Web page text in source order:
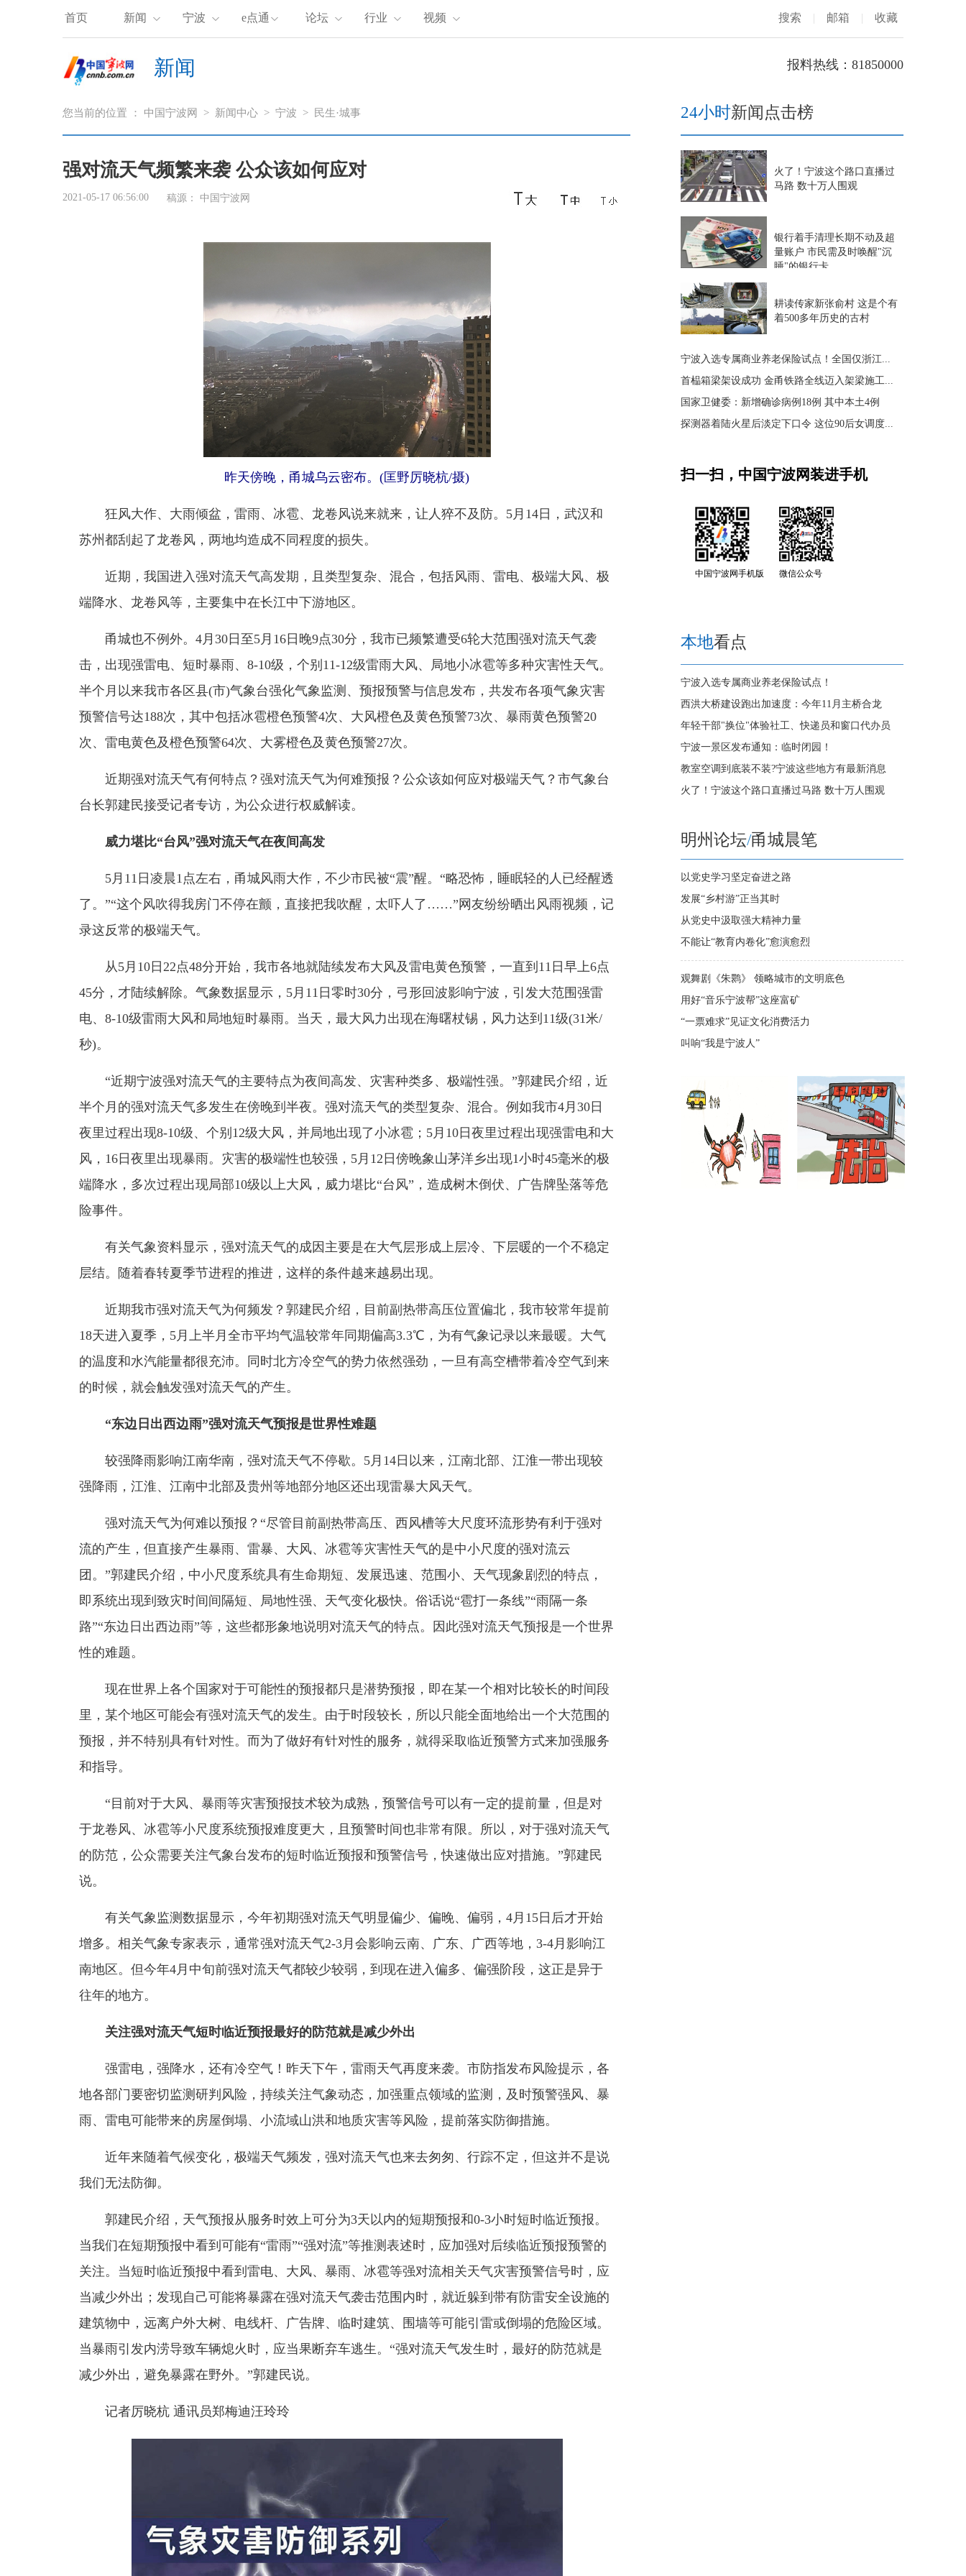
首页 新闻 宁波 e点通 论坛 行业 视频 搜索 | 邮箱 | 收藏
新闻 报料热线：81850000
您当前的位置 ： 中国宁波网 > 新闻中心 > 宁波 > 民生·城事
强对流天气频繁来袭 公众该如何应对
2021-05-17 06:56:00 稿源： 中国宁波网
昨天傍晚，甬城乌云密布。(匡野厉晓杭/摄)
狂风大作、大雨倾盆，雷雨、冰雹、龙卷风说来就来，让人猝不及防。5月14日，武汉和
苏州都刮起了龙卷风，两地均造成不同程度的损失。
近期，我国进入强对流天气高发期，且类型复杂、混合，包括风雨、雷电、极端大风、极
端降水、龙卷风等，主要集中在长江中下游地区。
甬城也不例外。4月30日至5月16日晚9点30分，我市已频繁遭受6轮大范围强对流天气袭
击，出现强雷电、短时暴雨、8-10级，个别11-12级雷雨大风、局地小冰雹等多种灾害性天气。
半个月以来我市各区县(市)气象台强化气象监测、预报预警与信息发布，共发布各项气象灾害
预警信号达188次，其中包括冰雹橙色预警4次、大风橙色及黄色预警73次、暴雨黄色预警20
次、雷电黄色及橙色预警64次、大雾橙色及黄色预警27次。
近期强对流天气有何特点？强对流天气为何难预报？公众该如何应对极端天气？市气象台
台长郭建民接受记者专访，为公众进行权威解读。
威力堪比“台风”强对流天气在夜间高发
5月11日凌晨1点左右，甬城风雨大作，不少市民被“震”醒。“略恐怖，睡眠轻的人已经醒透
了。”“这个风吹得我房门不停在颤，直接把我吹醒，太吓人了……”网友纷纷晒出风雨视频，记
录这反常的极端天气。
从5月10日22点48分开始，我市各地就陆续发布大风及雷电黄色预警，一直到11日早上6点
45分，才陆续解除。气象数据显示，5月11日零时30分，弓形回波影响宁波，引发大范围强雷
电、8-10级雷雨大风和局地短时暴雨。当天，最大风力出现在海曙杖锡，风力达到11级(31米/
秒)。
“近期宁波强对流天气的主要特点为夜间高发、灾害种类多、极端性强。”郭建民介绍，近
半个月的强对流天气多发生在傍晚到半夜。强对流天气的类型复杂、混合。例如我市4月30日
夜里过程出现8-10级、个别12级大风，并局地出现了小冰雹；5月10日夜里过程出现强雷电和大
风，16日夜里出现暴雨。灾害的极端性也较强，5月12日傍晚象山茅洋乡出现1小时45毫米的极
端降水，多次过程出现局部10级以上大风，威力堪比“台风”，造成树木倒伏、广告牌坠落等危
险事件。
有关气象资料显示，强对流天气的成因主要是在大气层形成上层冷、下层暖的一个不稳定
层结。随着春转夏季节进程的推进，这样的条件越来越易出现。
近期我市强对流天气为何频发？郭建民介绍，目前副热带高压位置偏北，我市较常年提前
18天进入夏季，5月上半月全市平均气温较常年同期偏高3.3℃，为有气象记录以来最暖。大气
的温度和水汽能量都很充沛。同时北方冷空气的势力依然强劲，一旦有高空槽带着冷空气到来
的时候，就会触发强对流天气的产生。
“东边日出西边雨”强对流天气预报是世界性难题
较强降雨影响江南华南，强对流天气不停歇。5月14日以来，江南北部、江淮一带出现较
强降雨，江淮、江南中北部及贵州等地部分地区还出现雷暴大风天气。
强对流天气为何难以预报？“尽管目前副热带高压、西风槽等大尺度环流形势有利于强对
流的产生，但直接产生暴雨、雷暴、大风、冰雹等灾害性天气的是中小尺度的强对流云
团。”郭建民介绍，中小尺度系统具有生命期短、发展迅速、范围小、天气现象剧烈的特点，
即系统出现到致灾时间间隔短、局地性强、天气变化极快。俗话说“雹打一条线”“雨隔一条
路”“东边日出西边雨”等，这些都形象地说明对流天气的特点。因此强对流天气预报是一个世界
性的难题。
现在世界上各个国家对于可能性的预报都只是潜势预报，即在某一个相对比较长的时间段
里，某个地区可能会有强对流天气的发生。由于时段较长，所以只能全面地给出一个大范围的
预报，并不特别具有针对性。而为了做好有针对性的服务，就得采取临近预警方式来加强服务
和指导。
“目前对于大风、暴雨等灾害预报技术较为成熟，预警信号可以有一定的提前量，但是对
于龙卷风、冰雹等小尺度系统预报难度更大，且预警时间也非常有限。所以，对于强对流天气
的防范，公众需要关注气象台发布的短时临近预报和预警信号，快速做出应对措施。”郭建民
说。
有关气象监测数据显示，今年初期强对流天气明显偏少、偏晚、偏弱，4月15日后才开始
增多。相关气象专家表示，通常强对流天气2-3月会影响云南、广东、广西等地，3-4月影响江
南地区。但今年4月中旬前强对流天气都较少较弱，到现在进入偏多、偏强阶段，这正是异于
往年的地方。
关注强对流天气短时临近预报最好的防范就是减少外出
强雷电，强降水，还有冷空气！昨天下午，雷雨天气再度来袭。市防指发布风险提示，各
地各部门要密切监测研判风险，持续关注气象动态，加强重点领域的监测，及时预警强风、暴
雨、雷电可能带来的房屋倒塌、小流域山洪和地质灾害等风险，提前落实防御措施。
近年来随着气候变化，极端天气频发，强对流天气也来去匆匆、行踪不定，但这并不是说
我们无法防御。
郭建民介绍，天气预报从服务时效上可分为3天以内的短期预报和0-3小时短时临近预报。
当我们在短期预报中看到可能有“雷雨”“强对流”等推测表述时，应加强对后续临近预报预警的
关注。当短时临近预报中看到雷电、大风、暴雨、冰雹等强对流相关天气灾害预警信号时，应
当减少外出；发现自己可能将暴露在强对流天气袭击范围内时，就近躲到带有防雷安全设施的
建筑物中，远离户外大树、电线杆、广告牌、临时建筑、围墙等可能引雷或倒塌的危险区域。
当暴雨引发内涝导致车辆熄火时，应当果断弃车逃生。“强对流天气发生时，最好的防范就是
减少外出，避免暴露在野外。”郭建民说。
记者厉晓杭 通讯员郑梅迪汪玲玲
24小时新闻点击榜
火了！宁波这个路口直播过
马路 数十万人围观
银行着手清理长期不动及超
量账户 市民需及时唤醒"沉
睡"的银行卡
耕读传家新张俞村 这是个有
着500多年历史的古村
宁波入选专属商业养老保险试点！全国仅浙江...
首榀箱梁架设成功 金甬铁路全线迈入架梁施工...
国家卫健委：新增确诊病例18例 其中本土4例
探测器着陆火星后淡定下口令 这位90后女调度...
扫一扫，中国宁波网装进手机
中国宁波网手机版 微信公众号
本地看点
宁波入选专属商业养老保险试点！
西洪大桥建设跑出加速度：今年11月主桥合龙
年轻干部"换位"体验社工、快递员和窗口代办员
宁波一景区发布通知：临时闭园！
教室空调到底装不装?宁波这些地方有最新消息
火了！宁波这个路口直播过马路 数十万人围观
明州论坛/甬城晨笔
以党史学习坚定奋进之路
发展“乡村游”正当其时
从党史中汲取强大精神力量
不能让“教育内卷化”愈演愈烈
观舞剧《朱鹮》 领略城市的文明底色
用好“音乐宁波帮”这座富矿
“一票难求”见证文化消费活力
叫响“我是宁波人”